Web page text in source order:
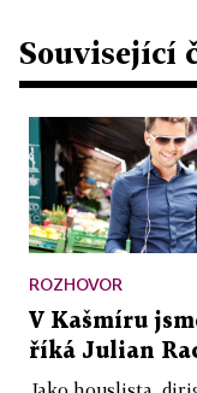
Související
ROZHOVOR
V Kašmíru
říká Julian